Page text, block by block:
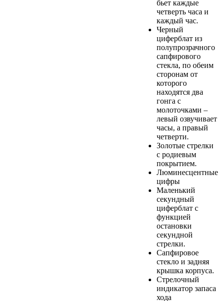
бьет каждые
четверть часа и
каждый час.
Черный
циферблат из
полупрозрачного
сапфирового
стекла, по обеим
сторонам от
которого
находятся два
гонга с
молоточками –
левый озвучивает
часы, а правый
четверти.
Золотые стрелки
с родиевым
покрытием.
Люминесцентные
цифры
Маленький
секундный
циферблат с
функцией
остановки
секундной
стрелки.
Сапфировое
стекло и задняя
крышка корпуса.
Стрелочный
индикатор запаса
хода